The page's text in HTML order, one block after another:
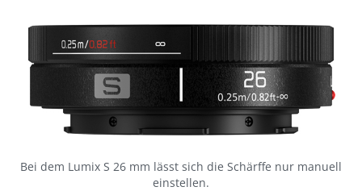
Bei dem Lumix S 26 mm lässt sich die Schärffe nur manuell
einstellen.